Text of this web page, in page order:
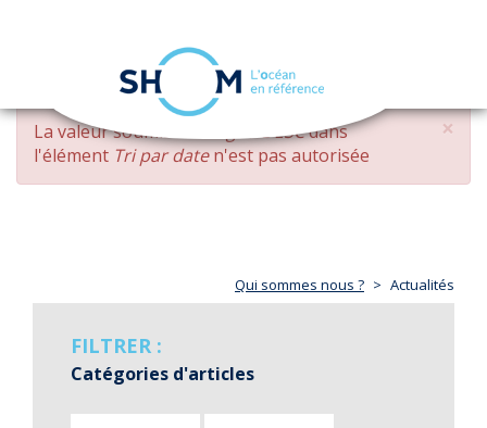
Aller
contenu
principal
navigation
×
MESSAGE
D'ERREUR
La valeur soumise changed DESCdans
l'élément Tri par daten'est pas autorisée
Qui sommes nous ? Actualités
FILTRER :
Catégories d'articles